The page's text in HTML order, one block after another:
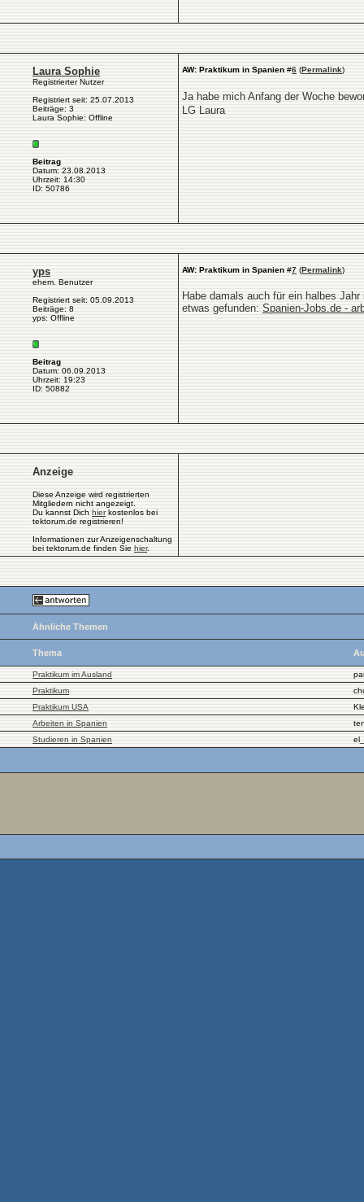
Laura Sophie
Registrierter Nutzer
Registriert seit: 25.07.2013
Beiträge: 3
Laura Sophie: Offline
Beitrag
Datum: 23.08.2013
Uhrzeit: 14:30
ID: 50786
AW: Praktikum in Spanien #6 (Permalink)
Ja habe mich Anfang der Woche
LG Laura
yps
ehem. Benutzer
Registriert seit: 05.09.2013
Beiträge: 8
yps: Offline
Beitrag
Datum: 06.09.2013
Uhrzeit: 19:23
ID: 50882
AW: Praktikum in Spanien #7 (Permalink)
Habe damals auch für ein halbes
etwas gefunden: Spanien-Jobs.de -
Anzeige
Diese Anzeige wird registrierten
Mitgliedern nicht angezeigt.
Du kannst Dich hierkostenlos bei
tektorum.de registrieren!
Informationen zur Anzeigenschaltung
bei tektorum.de finden Sie hier.
Ähnliche Themen
Thema
Praktikum im Ausland
Praktikum
Praktikum USA
Arbeiten in Spanien
Studieren in Spanien